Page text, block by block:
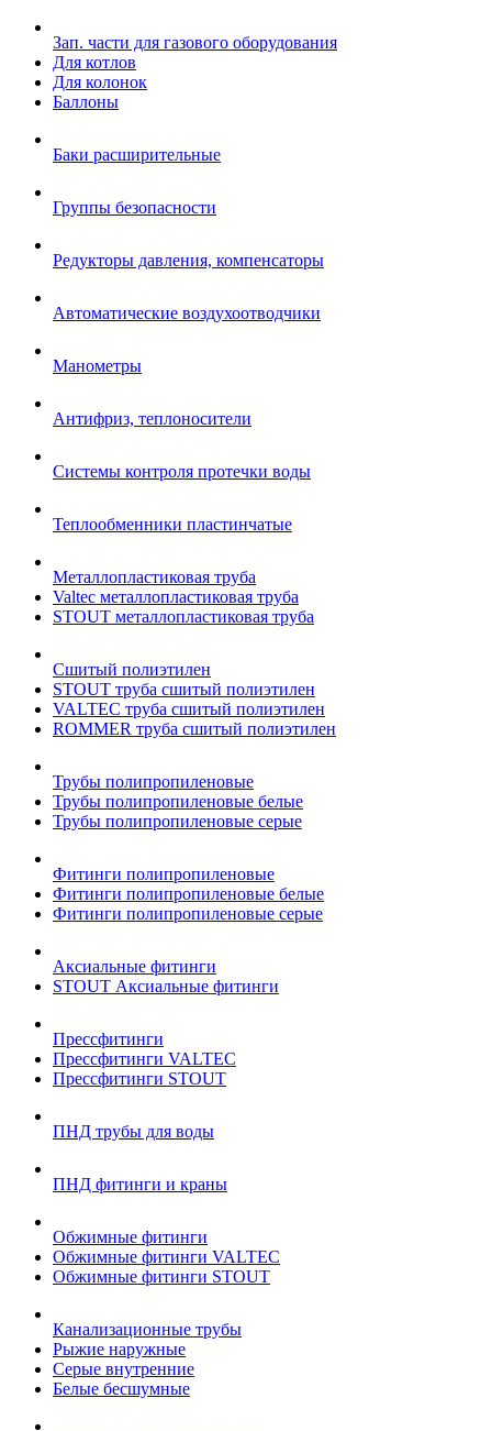
Зап. части для газового оборудования
Для котлов
Для колонок
Баллоны
Баки расширительные
Группы безопасности
Редукторы давления, компенсаторы
Автоматические воздухоотводчики
Манометры
Антифриз, теплоносители
Системы контроля протечки воды
Теплообменники пластинчатые
Металлопластиковая труба
Valtec металлопластиковая труба
STOUT металлопластиковая труба
Сшитый полиэтилен
STOUT труба сшитый полиэтилен
VALTEC труба сшитый полиэтилен
ROMMER труба сшитый полиэтилен
Трубы полипропиленовые
Трубы полипропиленовые белые
Трубы полипропиленовые серые
Фитинги полипропиленовые
Фитинги полипропиленовые белые
Фитинги полипропиленовые серые
Аксиальные фитинги
STOUT Аксиальные фитинги
Прессфитинги
Прессфитинги VALTEC
Прессфитинги STOUT
ПНД трубы для воды
ПНД фитинги и краны
Обжимные фитинги
Обжимные фитинги VALTEC
Обжимные фитинги STOUT
Канализационные трубы
Рыжие наружные
Серые внутренние
Белые бесшумные